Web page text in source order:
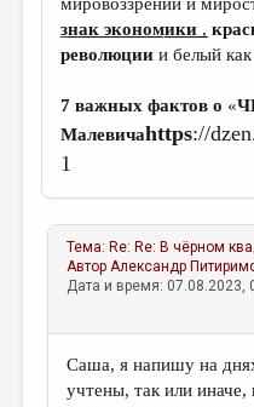
мировоззрений и
з͟н͟а͟к͟ ͟э͟к͟о͟н͟о͟м͟и͟к͟и͟ ,
революции и белый
7 важных фактов о «
Малевичаhttps://
1
Тема: Re: Re: В чёрном
АвторАлександр
Дата и время: 07.08.2023,
Саша, я напишу на
учтены, так или